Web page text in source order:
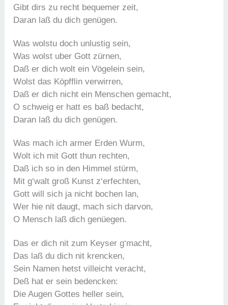
Gibt dirs zu recht bequemer zeit,
Daran laß du dich genügen.
Was wolstu doch unlustig sein,
Was wolst uber Gott zürnen,
Daß er dich wolt ein Vögelein sein,
Wolst das Köpfflin verwirren,
Daß er dich nicht ein Menschen gemacht,
O schweig er hatt es baß bedacht,
Daran laß du dich genügen.
Was mach ich armer Erden Wurm,
Wolt ich mit Gott thun rechten,
Daß ich so in den Himmel stürm,
Mit g‘walt groß Kunst z‘erfechten,
Gott will sich ja nicht bochen lan,
Wer hie nit daugt, mach sich darvon,
O Mensch laß dich genüegen.
Das er dich nit zum Keyser g‘macht,
Das laß du dich nit krencken,
Sein Namen hetst villeicht veracht,
Deß hat er sein bedencken:
Die Augen Gottes heller sein,